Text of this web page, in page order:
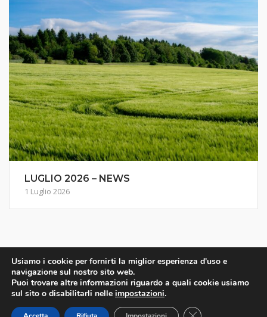
LUGLIO 2026 – NEWS
1 Luglio 2026
2019- 2026 © Immenso NET - Privacy Policy Theme by
Usiamo i cookie per fornirti la miglior esperienza d'uso e
navigazione sul nostro sito web.
Puoi trovare altre informazioni riguardo a quali cookie usiamo
sul sito o disabilitarli nelle impostazioni.
CLOSE GDPR